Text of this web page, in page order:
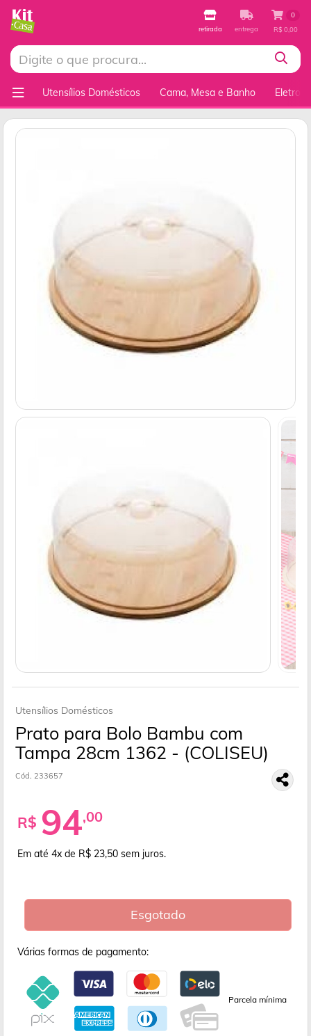
retirada entrega
0
R$ 0,00
Utensílios Domésticos Cama, Mesa e Banho
Utensílios Domésticos
Prato para Bolo Bambu com
Tampa 28cm 1362 - (COLISEU)
Cód. 233657
R$ 94,00
Em até 4x de R$ 23,50 sem juros.
Esgotado
Várias formas de pagamento:
Parcela mínima